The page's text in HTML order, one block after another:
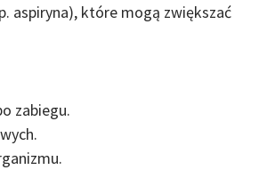
aspiryna), które mogą zwiększać
zabiegu.